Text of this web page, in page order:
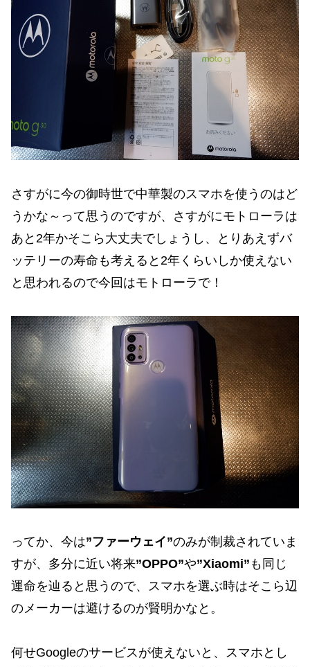
さすがに今の御時世で中華製のスマホを使うのはど
うかな～って思うのですが、さすがにモトローラは
あと2年かそこら大丈夫でしょうし、とりあえずバ
ッテリーの寿命も考えると2年くらいしか使えない
と思われるので今回はモトローラで！
ってか、今は”ファーウェイ”のみが制裁されていま
すが、多分に近い将来”OPPO”や”Xiaomi” も同じ
運命を辿ると思うので、スマホを選ぶ時はそこら辺
のメーカーは避けるのが賢明かなと。
何せGoogleのサービスが使えないと、スマホとし